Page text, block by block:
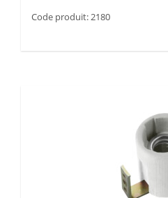
Code produit: 2180